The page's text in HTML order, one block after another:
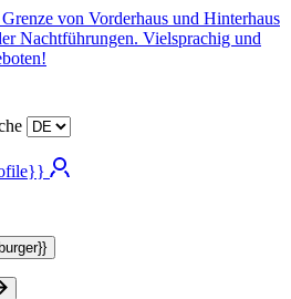
von Vorderhaus und Hinterhaus
Nachtführungen. Vielsprachig und